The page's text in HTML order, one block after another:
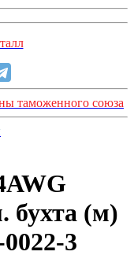
таможенного союза
бухта (м)
3